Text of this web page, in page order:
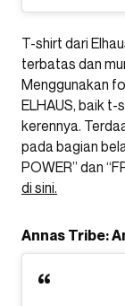
T-shirt dari
terbatas dan
Menggunakan
ELHAUS, baik
kerennya.
pada bagian
POWER” dan
di sini.
Annas Tribe: